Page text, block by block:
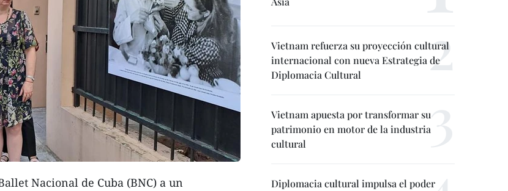
Nacional de Cuba (BNC) a un
Vietnam refuerza su proyección cultural
internacional con nueva Estrategia de
Diplomacia Cultural
Vietnam apuesta por transformar su
patrimonio en motor de la industria
cultural
Diplomacia cultural impulsa el poder